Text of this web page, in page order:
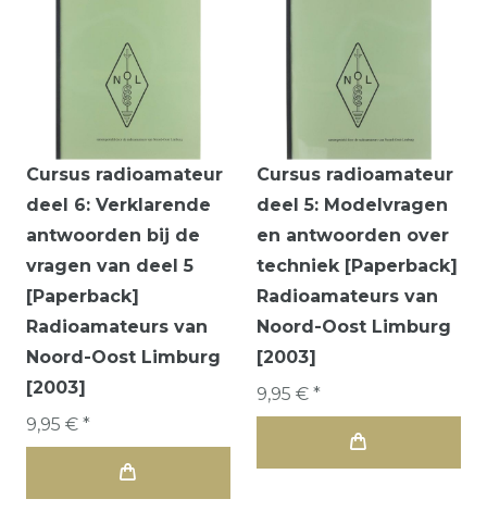
Cursus radioamateur
deel 6: Verklarende
antwoorden bij de
vragen van deel 5
[Paperback]
Radioamateurs van
Noord-Oost Limburg
[2003]
9,95 € *
Cursus radioamateur
deel 5: Modelvragen
en antwoorden over
techniek [Paperback]
Radioamateurs van
Noord-Oost Limburg
[2003]
9,95 € *